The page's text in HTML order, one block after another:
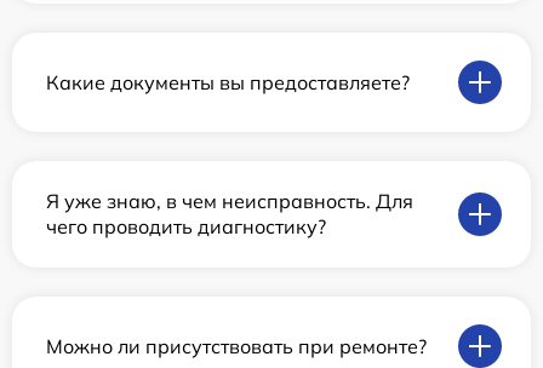
Какие документы вы предоставляете?
Я уже знаю, в чем неисправность. Для
чего проводить диагностику?
Можно ли присутствовать при ремонте?